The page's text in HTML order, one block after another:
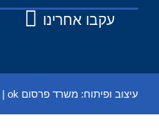
עקבו אחרינו
עיצוב ופיתוח: משרד פרסום ok |